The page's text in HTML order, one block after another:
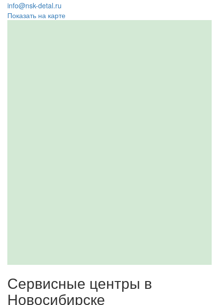
info@nsk-detal.ru
Показать на карте
Сервисные центры в
Новосибирске